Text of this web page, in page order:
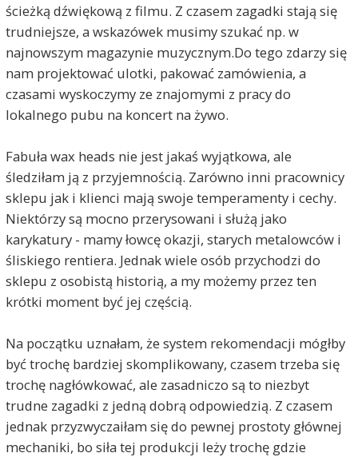
ścieżką dźwiękową z filmu. Z czasem zagadki stają się
trudniejsze, a wskazówek musimy szukać np. w
najnowszym magazynie muzycznym.Do tego zdarzy się
nam projektować ulotki, pakować zamówienia, a
czasami wyskoczymy ze znajomymi z pracy do
lokalnego pubu na koncert na żywo.
Fabuła wax heads nie jest jakaś wyjątkowa, ale
śledziłam ją z przyjemnością. Zarówno inni pracownicy
sklepu jak i klienci mają swoje temperamenty i cechy.
Niektórzy są mocno przerysowani i służą jako
karykatury - mamy łowcę okazji, starych metalowców i
śliskiego rentiera. Jednak wiele osób przychodzi do
sklepu z osobistą historią, a my możemy przez ten
krótki moment być jej częścią.
Na początku uznałam, że system rekomendacji mógłby
być trochę bardziej skomplikowany, czasem trzeba się
trochę nagłówkować, ale zasadniczo są to niezbyt
trudne zagadki z jedną dobrą odpowiedzią. Z czasem
jednak przyzwyczaiłam się do pewnej prostoty głównej
mechaniki, bo siła tej produkcji leży trochę gdzie